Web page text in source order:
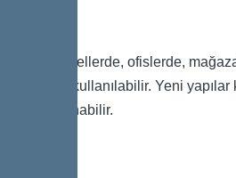
Evlerde, otellerde, ofislerde,
alanlarda kullanılabilir. Yeni
de uygulanabilir.